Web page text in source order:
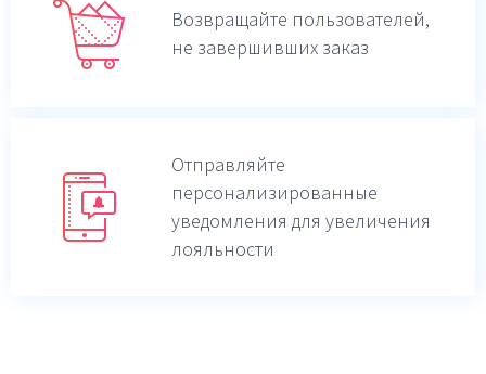
Возвращайте пользователей,
не завершивших заказ
Отправляйте
персонализированные
уведомления для увеличения
лояльности